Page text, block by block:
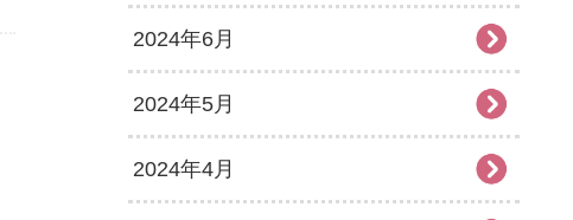
2024年6月
2024年5月
2024年4月